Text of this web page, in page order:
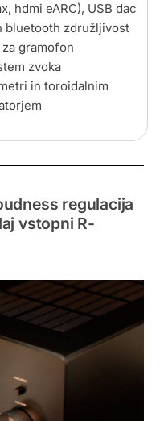
hdmi eARC), USB dac
bluetooth združljivost
gramofon
zvoka
in toroidalnim
regulacija
vstopni R-